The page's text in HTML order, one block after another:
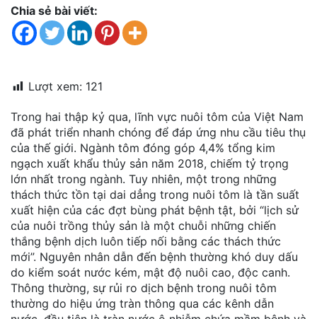
Ventek
Hướng
đặt
Quy
định
Blog
chia
sẻ
Liên
hệ
Chia sẻ bài viết:
Lượt xem: 121
Trong hai thập kỷ qua, lĩnh vực nuôi tôm của Việt Nam
đã phát triển nhanh chóng để đáp ứng nhu cầu tiêu thụ
của thế giới. Ngành tôm đóng góp 4,4% tổng kim
ngạch xuất khẩu thủy sản năm 2018, chiếm tỷ trọng
lớn nhất trong ngành. Tuy nhiên, một trong những
thách thức tồn tại dai dẳng trong nuôi tôm là tần suất
xuất hiện của các đợt bùng phát bệnh tật, bởi “lịch sử
của nuôi trồng thủy sản là một chuỗi những chiến
thắng bệnh dịch luôn tiếp nối bằng các thách thức
mới”. Nguyên nhân dẫn đến bệnh thường khó duy dấu
do kiểm soát nước kém, mật độ nuôi cao, độc canh.
Thông thường, sự rủi ro dịch bệnh trong nuôi tôm
thường do hiệu ứng tràn thông qua các kênh dẫn